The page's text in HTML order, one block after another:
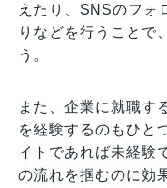
えたり、SNSのフォ
りなどを行うことで
う。
また、企業に就職す
を経験するのもひと
イトであれば未経験
の流れを掴むのに効